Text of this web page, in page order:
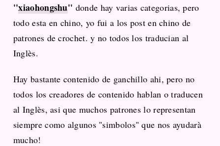
''xiaohongshu'' donde hay varias categorias, pero
todo esta en chino, yo fui a los post en chino de
patrones de crochet. y no todos los traducian al
Inglès.
Hay bastante contenido de ganchillo ahi, pero no
todos los creadores de contenido hablan o traducen
al Inglès, asi que muchos patrones lo representan
siempre como algunos "simbolos" que nos ayudarà
mucho!